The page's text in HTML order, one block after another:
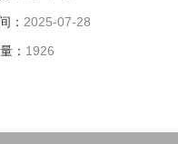
： 2025-07-28
： 1926